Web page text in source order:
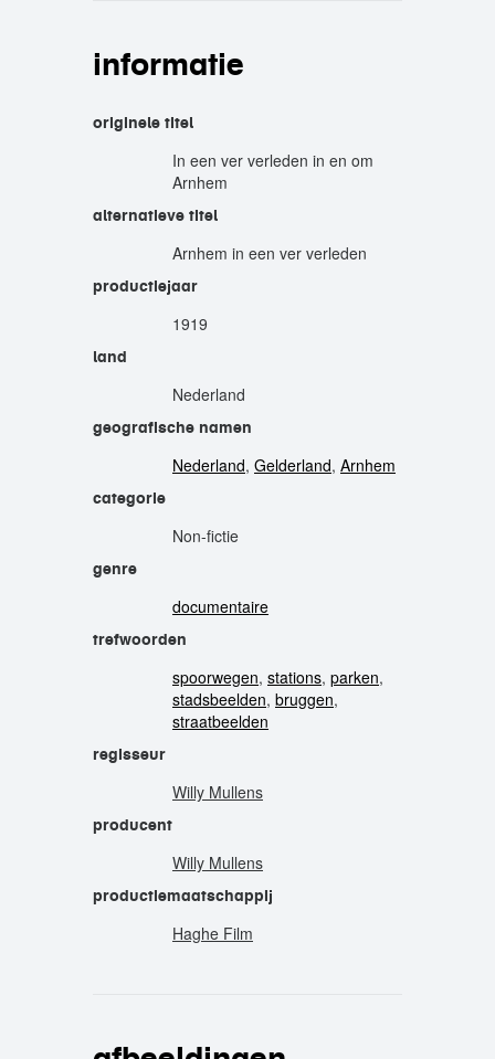
informatie
originele titel
In een ver verleden in en om
Arnhem
alternatieve titel
Arnhem in een ver verleden
productiejaar
1919
land
Nederland
geografische namen
Nederland, Gelderland, Arnhem
categorie
Non-fictie
genre
documentaire
trefwoorden
spoorwegen, stations, parken,
stadsbeelden, bruggen,
straatbeelden
regisseur
Willy Mullens
producent
Willy Mullens
productiemaatschappij
Haghe Film